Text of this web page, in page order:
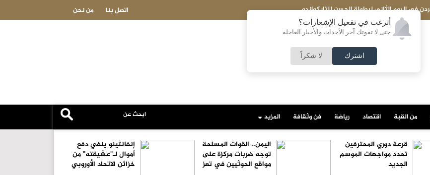
أترغب في تفعيل الإشعارات؟
حتى لا تفوتك آخر الأحداث والأخبار العاجلة
اشترك لا شكراً
قرعة دوري المحترفين تحدد مواجهات الموسم الجديد اليمن.. القوات المسلحة توجه ضربات مركزة على
من نحن اتصل بنا
من القبة اقتصاد رياضة فن وثقافة المزيد
قرعة دوري المحترفين
تحدد مواجهات الموسم
الجديد
اليمن.. القوات المسلحة
توجه ضربات مركزة على
مواقع الحوثيين في تعز
إنفانتينو ينفي دفع
أموال لـ"عشيقته" من
خزائن الاتحاد الأوروبي